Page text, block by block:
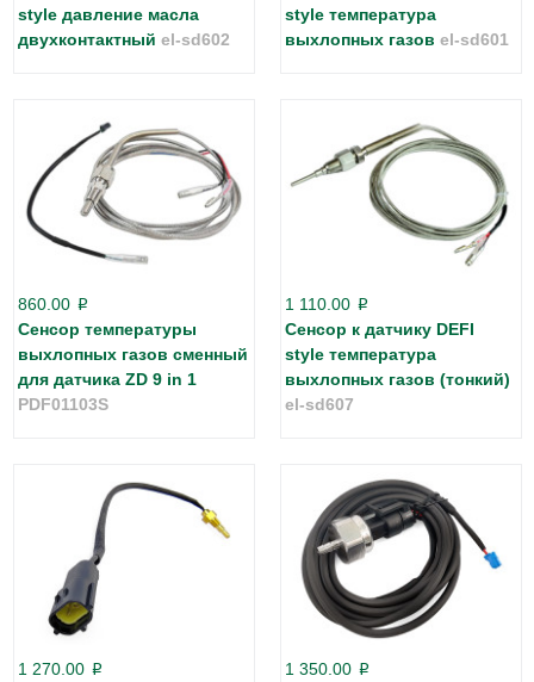
style давление масла
двухконтактный el-sd602
style температура
выхлопных газов el-sd601
860.00 p
Сенсор температуры
выхлопных газов сменный
для датчика ZD 9 in 1
PDF01103S
1 110.00 p
Сенсор к датчику DEFI
style температура
выхлопных газов (тонкий)
el-sd607
1 270.00 p 1 350.00 p